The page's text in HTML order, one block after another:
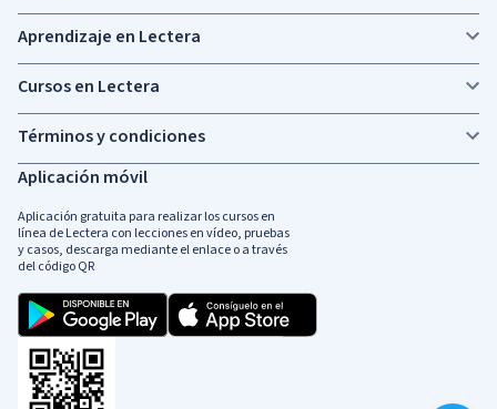
Aprendizaje en Lectera
Cursos en Lectera
Términos y condiciones
Aplicación móvil
Aplicación gratuita para realizar los cursos en
línea de Lectera con lecciones en vídeo, pruebas
y casos, descarga mediante el enlace o a través
del código QR